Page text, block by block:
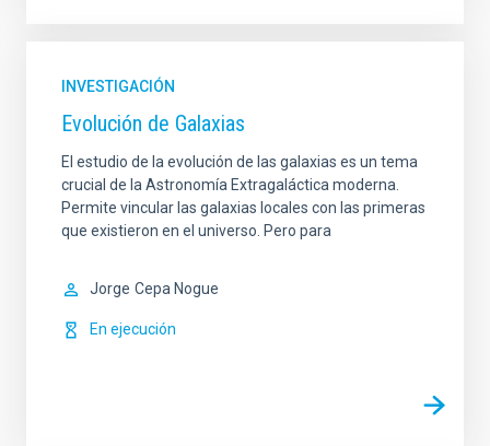
INVESTIGACIÓN
Evolución de Galaxias
El estudio de la evolución de las galaxias es un tema
crucial de la Astronomía Extragaláctica moderna.
Permite vincular las galaxias locales con las primeras
que existieron en el universo. Pero para
Jorge Cepa Nogue
En ejecución